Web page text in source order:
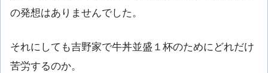
の発想はありませんでした。
それにしても吉野家で牛丼並盛１杯のためにどれだけ
苦労するのか。